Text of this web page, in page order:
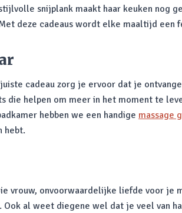
snijplank maakt haar keuken nog
deze cadeaus wordt elke maaltijd een
cadeau zorg je ervoor dat je
die helpen om meer in het moment te
hebben we een handige massage
hebt.
vrouw, onvoorwaardelijke liefde voor
al weet diegene wel dat je veel van